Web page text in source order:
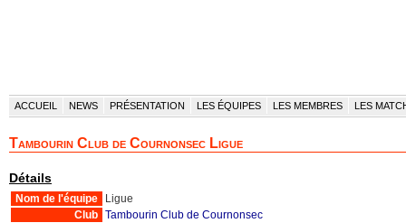
ACCUEIL NEWS PRÉSENTATION LES ÉQUIPES LES MEMBRES LES
Tambourin Club de Cournonsec Ligue
Détails
Nom de l'équipe
Ligue
Club Tambourin Club de Cournonsec